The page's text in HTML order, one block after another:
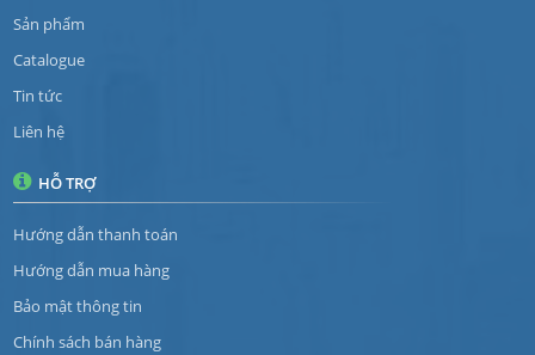
Sản phẩm
Catalogue
Tin tức
Liên hệ
HỖ TRỢ
Hướng dẫn thanh toán
Hướng dẫn mua hàng
Bảo mật thông tin
Chính sách bán hàng